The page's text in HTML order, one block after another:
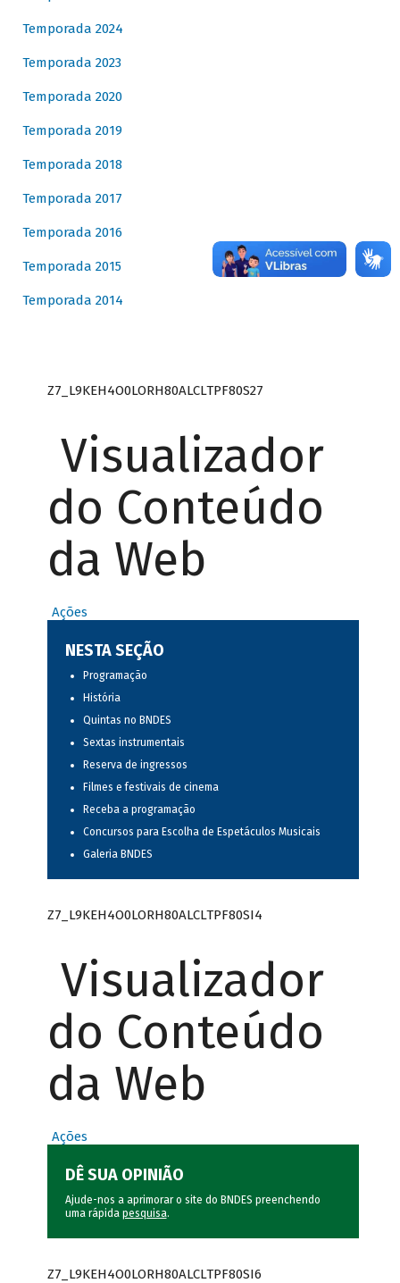
Temporada 2024
Temporada 2023
Temporada 2020
Temporada 2019
Temporada 2018
Temporada 2017
Temporada 2016
Temporada 2015
Temporada 2014
Z7_L9KEH4O0LORH80ALCLTPF80S27
Visualizador
do Conteúdo
da Web
Ações
NESTA SEÇÃO
Programação
História
Quintas no BNDES
Sextas instrumentais
Reserva de ingressos
Filmes e festivais de cinema
Receba a programação
Concursos para Escolha de Espetáculos Musicais
Galeria BNDES
Z7_L9KEH4O0LORH80ALCLTPF80SI4
Visualizador
do Conteúdo
da Web
Ações
DÊ SUA OPINIÃO
Ajude-nos a aprimorar o site do BNDES preenchendo
uma rápida pesquisa.
Z7_L9KEH4O0LORH80ALCLTPF80SI6